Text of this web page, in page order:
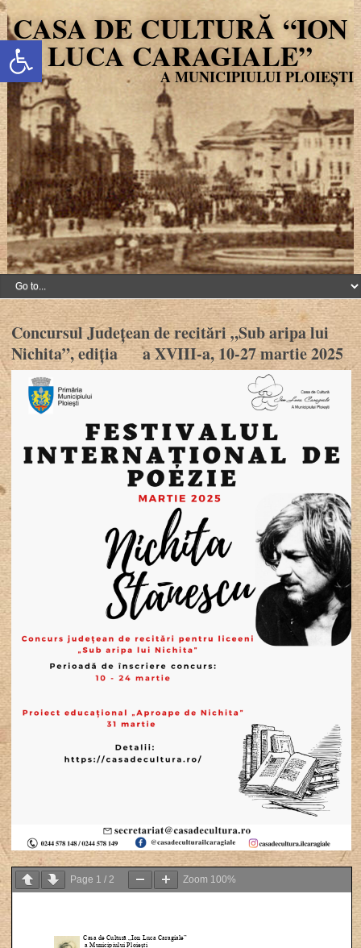
Deschide bara de unelte
CASA DE CULTURĂ “ION
LUCA CARAGIALE”
Concursul Județean de recitări „Sub aripa lui
Nichita”, ediția a XVIII-a, 10-27 martie 2025
Page 1 /2 Zoom 100%